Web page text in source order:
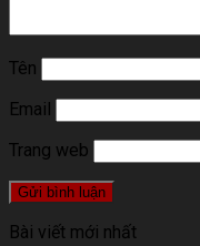
Tên
Email
Trang web
Bài viết mới nhất